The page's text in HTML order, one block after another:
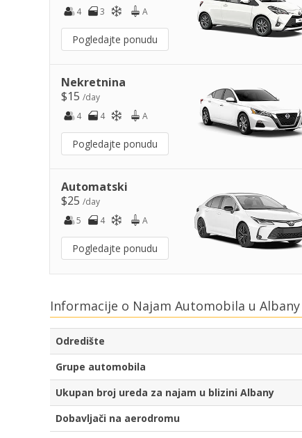
4
3 A
Pogledajte ponudu
Nekretnina
$15 /day
4
4 A
Pogledajte ponudu
Automatski
$25 /day
5
4 A
Pogledajte ponudu
Informacije o Najam Automobila u
Odredište
Grupe automobila
Ukupan broj ureda za najam u blizini Albany
Dobavljači na aerodromu